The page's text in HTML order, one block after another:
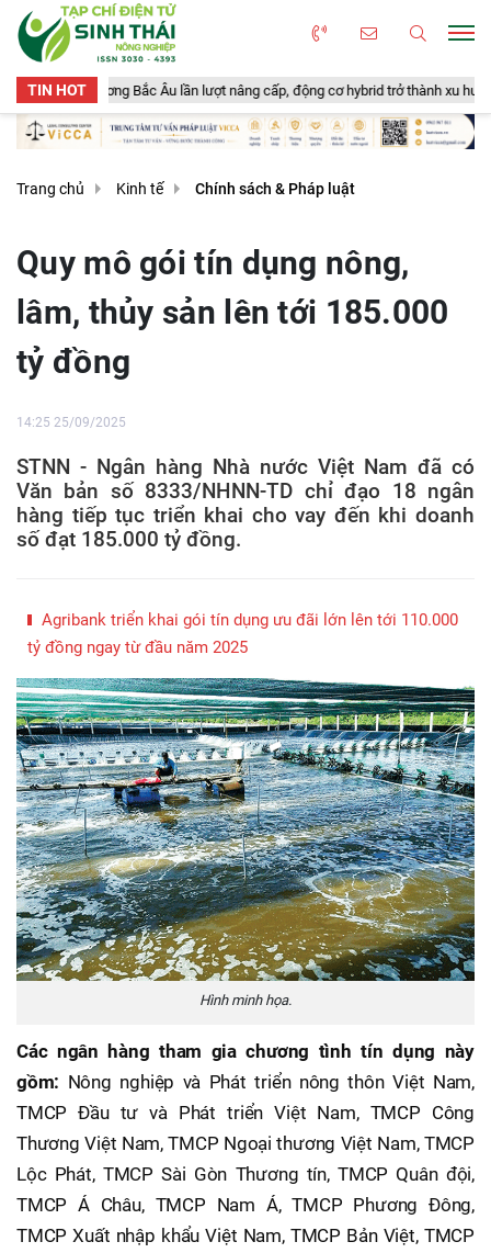
TIN HOT
Bắc Âu lần lượt nâng cấp, động cơ hybrid trở thành xu hướng mới
Trang chủ Kinh tế Chính sách & Pháp luật
Quy mô gói tín dụng nông,
lâm, thủy sản lên tới 185.000
tỷ đồng
14:25 25/09/2025
STNN - Ngân hàng Nhà nước Việt Nam đã có
Văn bản số 8333/NHNN-TD chỉ đạo 18 ngân
hàng tiếp tục triển khai cho vay đến khi doanh
số đạt 185.000 tỷ đồng.
Agribank triển khai gói tín dụng ưu đãi lớn lên tới 110.000
tỷ đồng ngay từ đầu năm 2025
Hình minh họa.
Các ngân hàng tham gia chương tình tín dụng này
gồm: Nông nghiệp và Phát triển nông thôn Việt Nam,
TMCP Đầu tư và Phát triển Việt Nam, TMCP Công
Thương Việt Nam, TMCP Ngoại thương Việt Nam, TMCP
Lộc Phát, TMCP Sài Gòn Thương tín, TMCP Quân đội,
TMCP Á Châu, TMCP Nam Á, TMCP Phương Đông,
TMCP Xuất nhập khẩu Việt Nam, TMCP Bản Việt, TMCP